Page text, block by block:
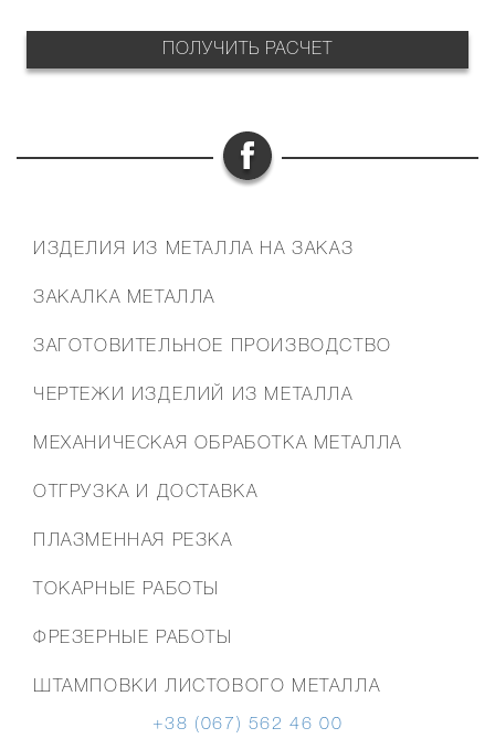
ПОЛУЧИТЬ РАСЧЕТ
ФУТЕР
МЕНЮ
ИЗДЕЛИЯ ИЗ МЕТАЛЛА НА ЗАКАЗ
ЗАКАЛКА МЕТАЛЛА
ЗАГОТОВИТЕЛЬНОЕ ПРОИЗВОДСТВО
ЧЕРТЕЖИ ИЗДЕЛИЙ ИЗ МЕТАЛЛА
МЕХАНИЧЕСКАЯ ОБРАБОТКА МЕТАЛЛА
ОТГРУЗКА И ДОСТАВКА
ПЛАЗМЕННАЯ РЕЗКА
ТОКАРНЫЕ РАБОТЫ
ФРЕЗЕРНЫЕ РАБОТЫ
ШТАМПОВКИ ЛИСТОВОГО МЕТАЛЛА
+38 (067) 562 46 00